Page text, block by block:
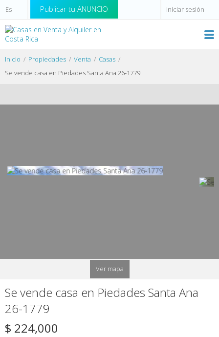
Publicar tu ANUNCIO Iniciar sesión
Inicio Propiedades Venta
Casas
Se vende casa en Piedades Santa Ana 26-1779
Ver mapa
Se vende casa en Piedades Santa Ana
26-1779
$ 224,000